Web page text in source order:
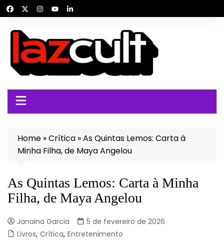
para
conteúdo
Home »Crítica »As Quintas Lemos: Carta à
Minha Filha, de Maya Angelou
As Quintas Lemos: Carta à Minha
Filha, de Maya Angelou
Janaina Garcia
5 de fevereiro de 2026
Livros, Crítica, Entretenimento